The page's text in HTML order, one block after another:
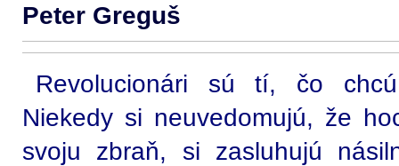
Peter Greguš
Revolucionári sú tí, čo
Niekedy si neuvedomujú, že
svoju zbraň, si zasluhujú